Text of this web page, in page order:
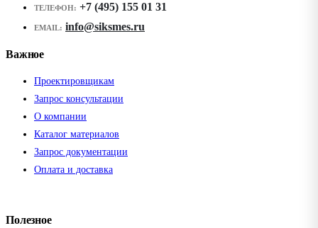
ТЕЛЕФОН: +7 (495) 155 01 31
EMAIL: info@siksmes.ru
Важное
Проектировщикам
Запрос консультации
О компании
Каталог материалов
Запрос документации
Оплата и доставка
Полезное